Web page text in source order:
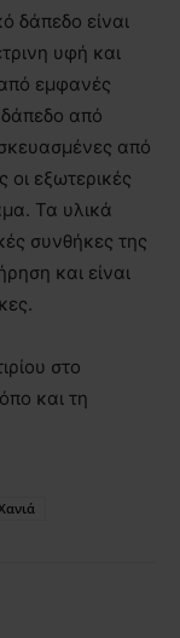
δάπεδο είναι
υφή και
εμφανές
από
από
εξωτερικές
Τα υλικά
συνθήκες της
και είναι
στο
και τη